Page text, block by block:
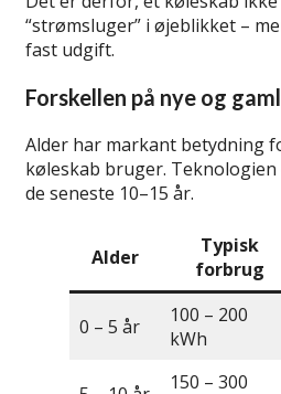
“strømsluger” i øjeblikket –
fast udgift.
Forskellen på nye og
Alder har markant betydning
køleskab bruger.
de seneste 10–15 år.
Alder
Typisk
forbrug
0 – 5 år
100 – 200
kWh
150 – 300